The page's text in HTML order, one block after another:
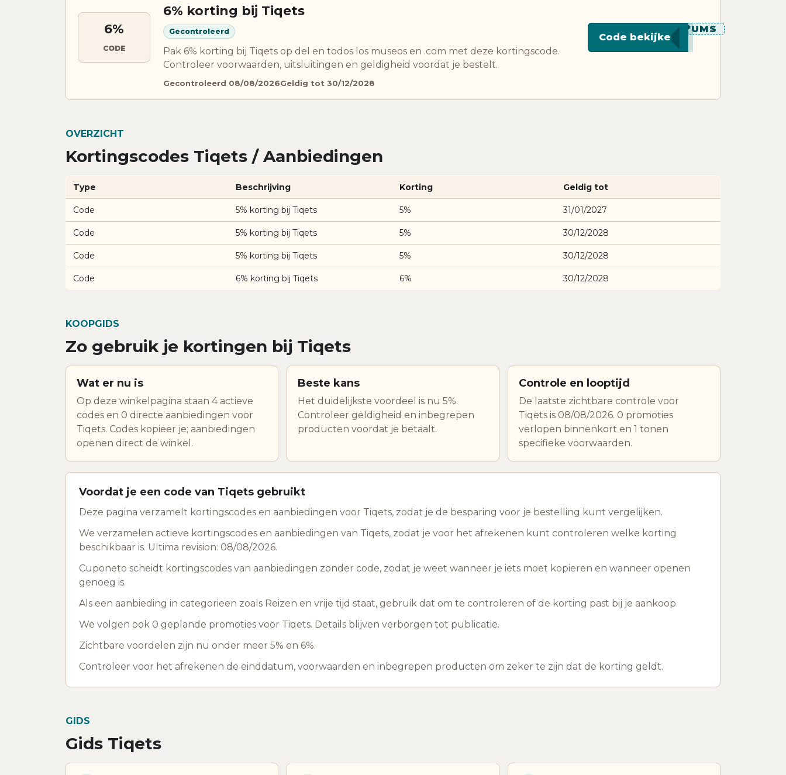
6%
CODE
6% korting bij Tiqets
Gecontroleerd
Pak 6% korting bij Tiqets op del en todos los museos en .com met deze kortingscode.
Controleer voorwaarden, uitsluitingen en geldigheid voordat je bestelt.
Gecontroleerd 08/08/2026Geldig tot 30/12/2028
**********UMS
Code bekijken
OVERZICHT
Kortingscodes Tiqets / Aanbiedingen
Type Beschrijving Korting Geldig tot
Code 5% korting bij Tiqets 5% 31/01/2027
Code 5% korting bij Tiqets 5% 30/12/2028
Code 5% korting bij Tiqets 5% 30/12/2028
Code 6% korting bij Tiqets 6% 30/12/2028
KOOPGIDS
Zo gebruik je kortingen bij Tiqets
Wat er nu is
Op deze winkelpagina staan 4 actieve
codes en 0 directe aanbiedingen voor
Tiqets. Codes kopieer je; aanbiedingen
openen direct de winkel.
Beste kans
Het duidelijkste voordeel is nu 5%.
Controleer geldigheid en inbegrepen
producten voordat je betaalt.
Controle en looptijd
De laatste zichtbare controle voor
Tiqets is 08/08/2026. 0 promoties
verlopen binnenkort en 1 tonen
specifieke voorwaarden.
Voordat je een code van Tiqets gebruikt
Deze pagina verzamelt kortingscodes en aanbiedingen voor Tiqets, zodat je de besparing voor je bestelling kunt vergelijken.
We verzamelen actieve kortingscodes en aanbiedingen van Tiqets, zodat je voor het afrekenen kunt controleren welke korting
beschikbaar is. Ultima revision: 08/08/2026.
Cuponeto scheidt kortingscodes van aanbiedingen zonder code, zodat je weet wanneer je iets moet kopieren en wanneer openen
genoeg is.
Als een aanbieding in categorieen zoals Reizen en vrije tijd staat, gebruik dat om te controleren of de korting past bij je aankoop.
We volgen ook 0 geplande promoties voor Tiqets. Details blijven verborgen tot publicatie.
Zichtbare voordelen zijn nu onder meer 5% en 6%.
Controleer voor het afrekenen de einddatum, voorwaarden en inbegrepen producten om zeker te zijn dat de korting geldt.
GIDS
Gids Tiqets